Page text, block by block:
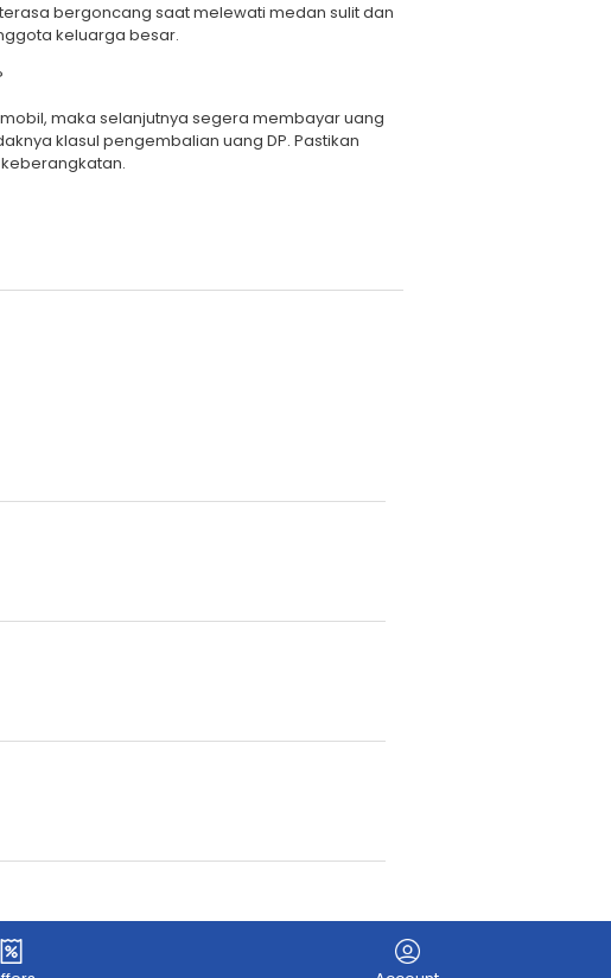
bergoncang saat melewati medan sulit dan
keluarga besar.
maka selanjutnya segera membayar uang
klasul pengembalian uang DP. Pastikan